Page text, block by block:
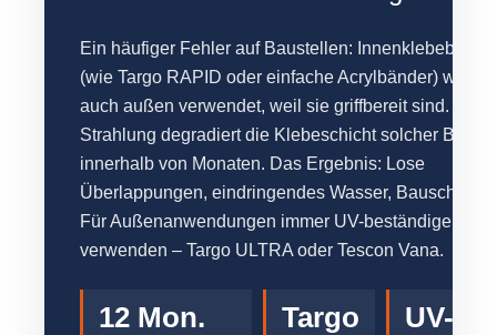
Ein häufiger Fehler auf Baustellen:
(wie Targo RAPID oder einfache Acrylbänder)
auch außen verwendet, weil sie griffbereit sind. UV-
Strahlung degradiert die Klebeschicht solcher
innerhalb von Monaten. Das Ergebnis: Lose
Überlappungen, eindringendes Wasser,
Für Außenanwendungen immer UV-beständige
verwenden – Targo ULTRA oder Tescon Vana.
12 Mon. Targo UV-